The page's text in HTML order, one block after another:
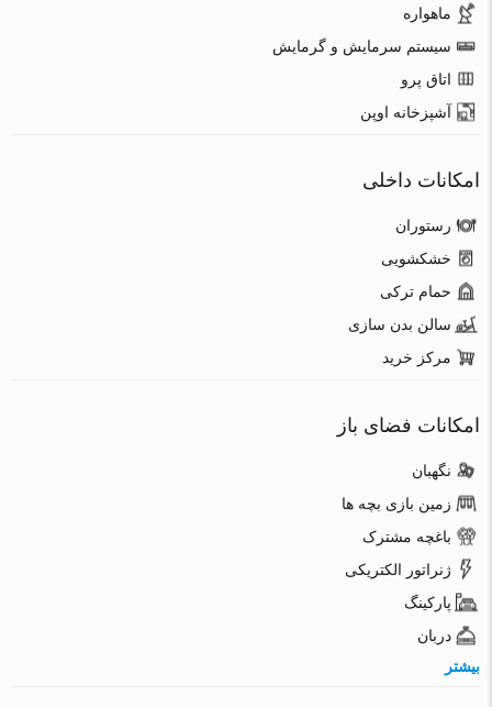
ماهواره
سیستم سرمایش و گرمایش
اتاق پرو
آشپزخانه اوپن
امکانات داخلی
رستوران
خشکشویی
حمام ترکی
سالن بدن سازی
مرکز خرید
امکانات فضای باز
نگهبان
زمین بازی بچه ها
باغچه مشترک
ژنراتور الکتریکی
پارکینگ
دربان
بیشتر